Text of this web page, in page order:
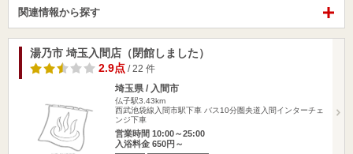
関連情報から探す
湯乃市 埼玉入間店（閉館しました）
2.9点 / 22 件
埼玉県 / 入間市
仏子駅3.43km
西武池袋線入間市駅下車 バス10分圏央道入間インターチェ
ンジ下車
営業時間 10:00～25:00
入浴料金 650円～